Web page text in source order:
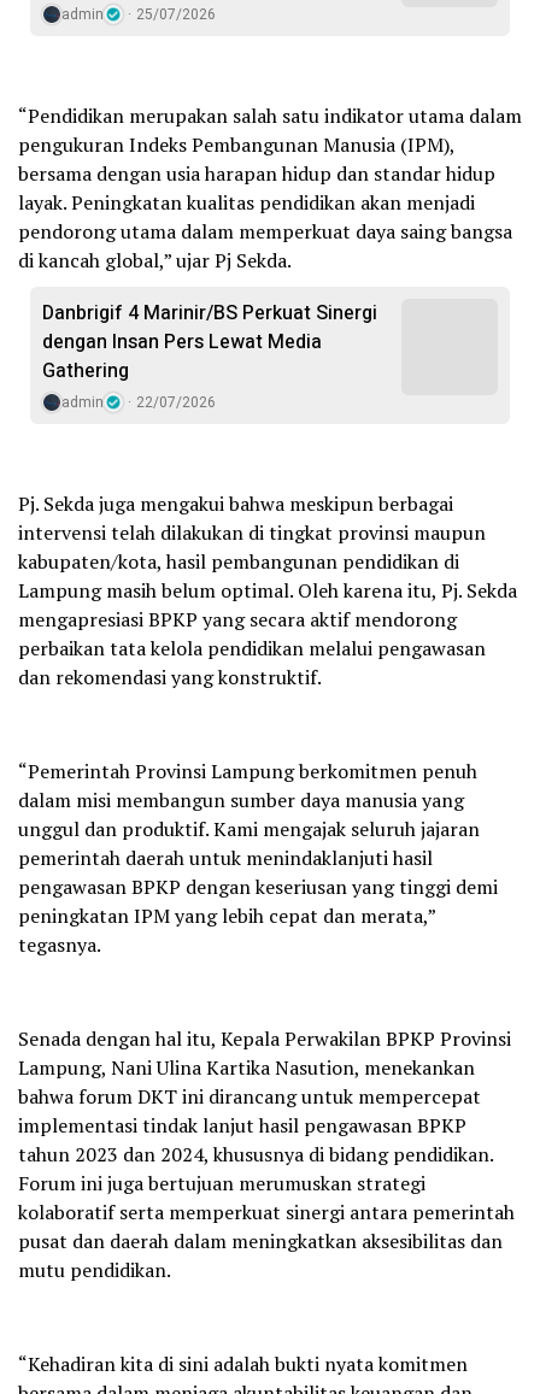
admin 25/07/2026
“Pendidikan merupakan salah satu indikator utama dalam
pengukuran Indeks Pembangunan Manusia (IPM),
bersama dengan usia harapan hidup dan standar hidup
layak. Peningkatan kualitas pendidikan akan menjadi
pendorong utama dalam memperkuat daya saing bangsa
di kancah global,” ujar Pj Sekda.
Danbrigif 4 Marinir/BS Perkuat Sinergi
dengan Insan Pers Lewat Media
Gathering
admin 22/07/2026
Pj. Sekda juga mengakui bahwa meskipun berbagai
intervensi telah dilakukan di tingkat provinsi maupun
kabupaten/kota, hasil pembangunan pendidikan di
Lampung masih belum optimal. Oleh karena itu, Pj. Sekda
mengapresiasi BPKP yang secara aktif mendorong
perbaikan tata kelola pendidikan melalui pengawasan
dan rekomendasi yang konstruktif.
“Pemerintah Provinsi Lampung berkomitmen penuh
dalam misi membangun sumber daya manusia yang
unggul dan produktif. Kami mengajak seluruh jajaran
pemerintah daerah untuk menindaklanjuti hasil
pengawasan BPKP dengan keseriusan yang tinggi demi
peningkatan IPM yang lebih cepat dan merata,”
tegasnya.
Senada dengan hal itu, Kepala Perwakilan BPKP Provinsi
Lampung, Nani Ulina Kartika Nasution, menekankan
bahwa forum DKT ini dirancang untuk mempercepat
implementasi tindak lanjut hasil pengawasan BPKP
tahun 2023 dan 2024, khususnya di bidang pendidikan.
Forum ini juga bertujuan merumuskan strategi
kolaboratif serta memperkuat sinergi antara pemerintah
pusat dan daerah dalam meningkatkan aksesibilitas dan
mutu pendidikan.
“Kehadiran kita di sini adalah bukti nyata komitmen